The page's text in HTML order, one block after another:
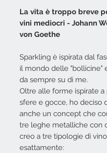
La vita è troppo breve
vini mediocri - Johann
von Goethe
Sparkling è ispirata dal
il mondo delle "bollicine"
da sempre su di me.
Oltre alle forme ispirate a
sfere e gocce, ho deciso
anche un concept che
tre leghe metalliche con
creo a tre tipologie di
esattamente: